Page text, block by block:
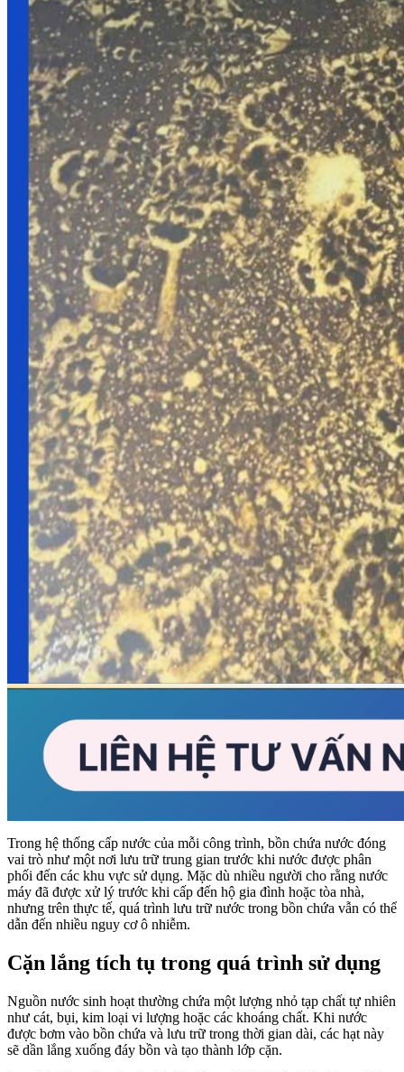
Trong hệ thống cấp nước của mỗi công trình, bồn chứa nước đóng
vai trò như một nơi lưu trữ trung gian trước khi nước được phân
phối đến các khu vực sử dụng. Mặc dù nhiều người cho rằng nước
máy đã được xử lý trước khi cấp đến hộ gia đình hoặc tòa nhà,
nhưng trên thực tế, quá trình lưu trữ nước trong bồn chứa vẫn có thể
dẫn đến nhiều nguy cơ ô nhiễm.
Cặn lắng tích tụ trong quá trình sử dụng
Nguồn nước sinh hoạt thường chứa một lượng nhỏ tạp chất tự nhiên
như cát, bụi, kim loại vi lượng hoặc các khoáng chất. Khi nước
được bơm vào bồn chứa và lưu trữ trong thời gian dài, các hạt này
sẽ dần lắng xuống đáy bồn và tạo thành lớp cặn.